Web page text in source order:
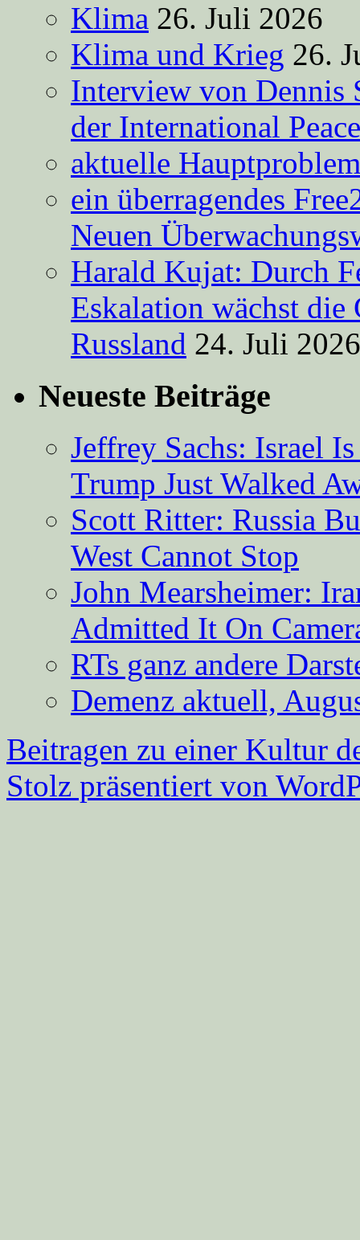
Klima 26. Juli 2026
Klima und Krieg 26.
Interview von Dennis
der International
aktuelle
ein überragendes
Neuen
Harald Kujat: Durch
Eskalation wächst die
Russland 24. Juli 2026
Neueste Beiträge
Jeffrey Sachs: Israel
Trump Just Walked
Scott Ritter: Russia
West Cannot Stop
John Mearsheimer:
Admitted It On
RTs ganz andere
Demenz aktuell,
Beitragen zu einer Kultur
Stolz präsentiert von